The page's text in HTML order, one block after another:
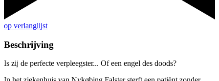
op verlanglijst
Beschrijving
Is zij de perfecte verpleegster... Of een engel des doods?